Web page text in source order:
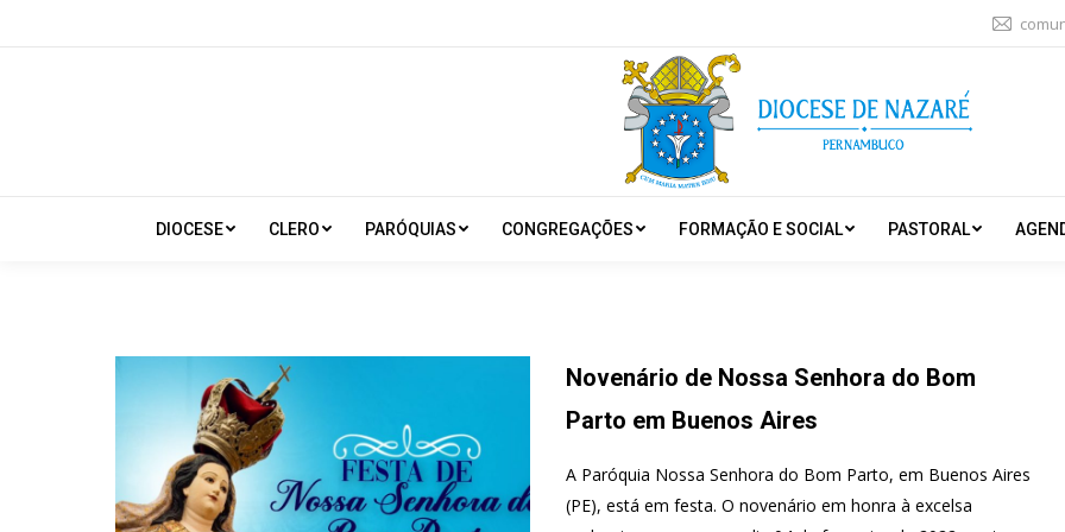
DIOCESE CLERO PARÓQUIAS CONGREGAÇÕES FORMAÇÃO E SOCIAL PASTORAL
Novenário de Nossa Senhora do Bom
Parto em Buenos Aires
A Paróquia Nossa Senhora do Bom Parto, em Buenos Aires
(PE), está em festa. O novenário em honra à excelsa